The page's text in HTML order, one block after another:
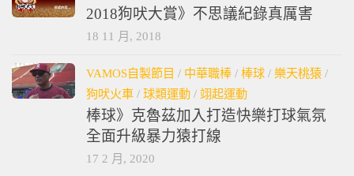
2018狗吠大賞》不思議紀錄真厲害
18 11 月, 2018
VAMOS自製節目 / 中華職棒 / 棒球 / 樂天桃猿 /
狗吠火車 / 球類運動 / 翊起運動
棒球》克魯茲加入打造快樂打球氣氛
全面升級暴力猿打線
17 2 月, 2020